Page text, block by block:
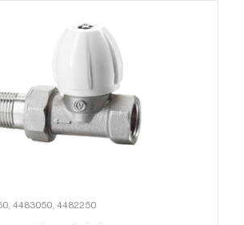
4483050, 4482250